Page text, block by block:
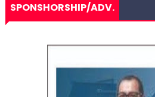
SPONSHORSHIP/ADV.